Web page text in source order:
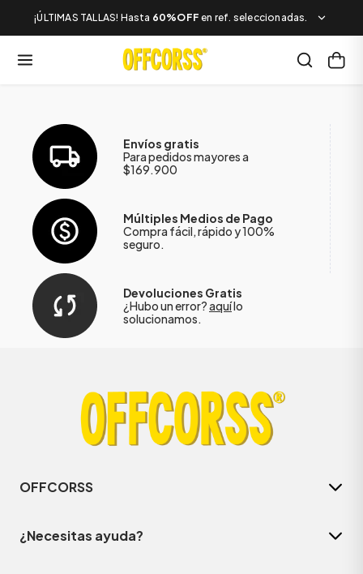
¡ÚLTIMAS TALLAS! Hasta 60%OFF en ref. seleccionadas.
Envíos gratis
Para pedidos mayores a
$169.900
Múltiples Medios de Pago
Compra fácil, rápido y 100%
seguro.
Devoluciones Gratis
¿Hubo un error?aquílo
solucionamos.
OFFCORSS
¿Necesitas ayuda?